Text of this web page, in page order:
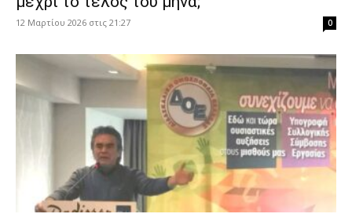
12 Μαρτίου 2026 στις 21:27 0